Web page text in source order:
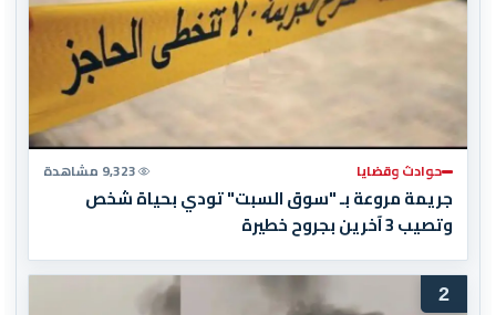
حوادث وقضايا 9,323 مشاهدة
جريمة مروعة بـ "سوق السبت" تودي بحياة شخص
وتصيب 3 آخرين بجروح خطيرة
2